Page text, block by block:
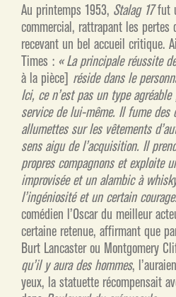
Au printemps 1953, Stalag 17fut
commercial, rattrapant les
recevant un bel accueil critique.
Times : « La principale réussite
à la pièce] réside dans le
Ici, ce n’est pas un type
service de lui-même. Il fume des
allumettes sur les vêtements
sens aigu de l’acquisition. Il
propres compagnons et exploite
improvisée et un alambic à
l’ingéniosité et un certain
comédien l’Oscar du meilleur
certaine retenue, affirmant que
Burt Lancaster ou Montgomery
qu’il y aura des hommes,
yeux, la statuette récompensait